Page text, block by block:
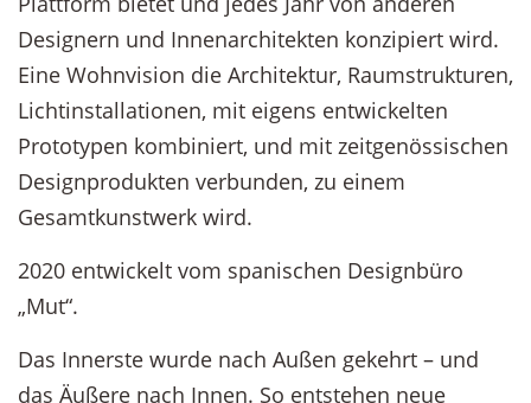
Designern und Innenarchitekten konzipiert wird.
Eine Wohnvision die Architektur, Raumstrukturen,
Lichtinstallationen, mit eigens entwickelten
Prototypen kombiniert, und mit zeitgenössischen
Designprodukten verbunden, zu einem
Gesamtkunstwerk wird.
2020 entwickelt vom spanischen Designbüro
„Mut“.
Das Innerste wurde nach Außen gekehrt – und
das Äußere nach Innen. So entstehen neue